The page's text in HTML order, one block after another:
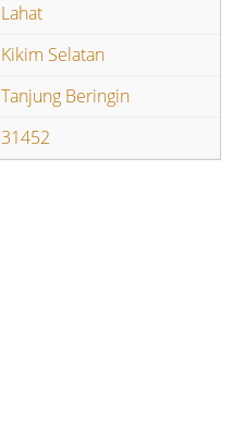
Lahat
Kikim Selatan
Tanjung Beringin
31452